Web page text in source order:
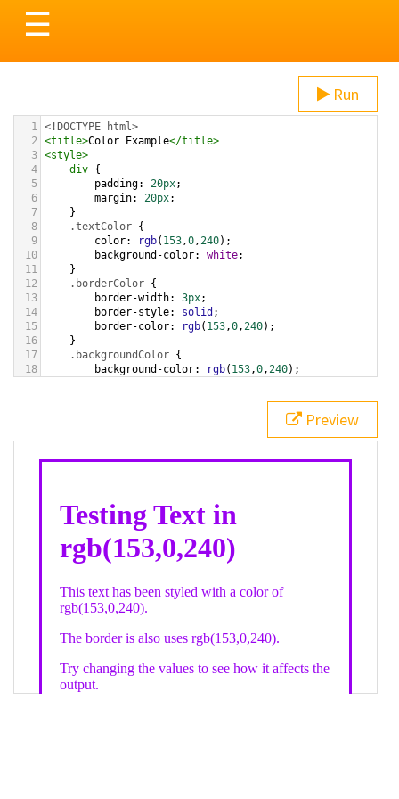
Toggle
navigation
☰
Run
1 <!DOCTYPE html>
2
<title>Color Example</title>
3 <style>
4
div {
5
padding: 20px;
6
margin: 20px;
7
}
8
.textColor {
9
color: rgb( 153,0,240);
10
background-color: white;
11
}
12
.borderColor {
13
border-width: 3px;
14
border-style: solid ;
15
border-color: rgb( 153,0,240);
16
}
17
.backgroundColor {
18
background-color: rgb( 153,0,240);
bottom ,
white, rgb(153,0,240));
div class="textColor borderColor"
< h1>Testing Text in rgb(153,0,240)
Preview